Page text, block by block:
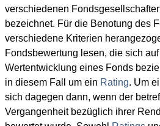
verschiedenen
bezeichnet. Für die Benotung des
verschiedene Kriterien
Fondsbewertung lesen, die sich
Wertentwicklung eines Fonds
in diesem Fall um ein Rating. Um
sich dagegen dann, wenn der
Vergangenheit bezüglich ihrer